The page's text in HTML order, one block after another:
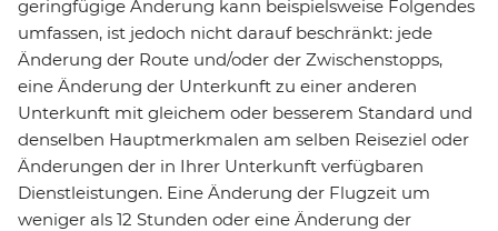
geringfügige Änderung kann beispielsweise Folgendes
umfassen, ist jedoch nicht darauf beschränkt: jede
Änderung der Route und/oder der Zwischenstopps,
eine Änderung der Unterkunft zu einer anderen
Unterkunft mit gleichem oder besserem Standard und
denselben Hauptmerkmalen am selben Reiseziel oder
Änderungen der in Ihrer Unterkunft verfügbaren
Dienstleistungen. Eine Änderung der Flugzeit um
weniger als 12 Stunden oder eine Änderung der